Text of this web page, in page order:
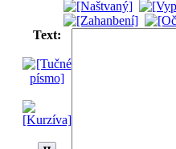
Text: